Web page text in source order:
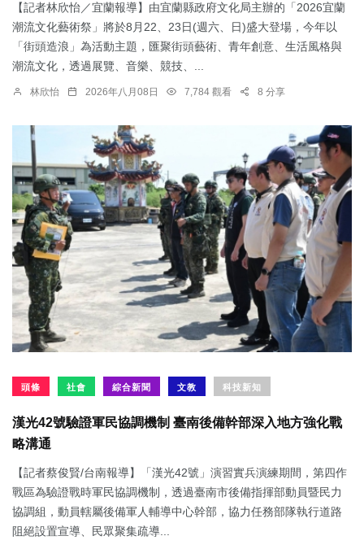
【記者林欣怡／宜蘭報導】由宜蘭縣政府文化局主辦的「2026宜蘭
潮流文化藝術祭」將於8月22、23日(週六、日)盛大登場，今年以
「街頭造浪」為活動主題，匯聚街頭藝術、青年創意、生活風格與
潮流文化，透過展覽、音樂、競技、...
林欣怡 2026年八月08日 7,784 觀看 8 分享
頭條 社會 綜合新聞 文教 科技新知
漢光42號驗證軍民協調機制 臺南後備幹部深入地方強化戰
略溝通
【記者蔡俊賢/台南報導】「漢光42號」演習實兵演練期間，第四作
戰區為驗證戰時軍民協調機制，透過臺南市後備指揮部動員暨民力
協調組，動員轄屬後備軍人輔導中心幹部，協力任務部隊執行道路
阻絕設置宣導、民眾聚集疏導...